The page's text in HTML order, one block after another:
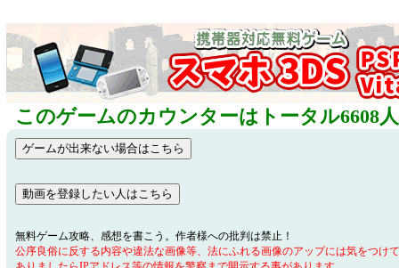
このゲームのカウンターはトータル6608
無料ゲーム攻略、感想を書こう。作者様への批判は禁止！
公序良俗に反する内容や違法な画像等、法にふれる画像のアップには気をつけ